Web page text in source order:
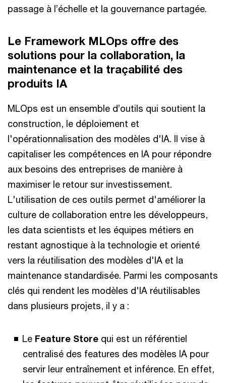
passage à l’échelle et la gouvernance partagée.
Le Framework MLOps offre des
solutions pour la collaboration, la
maintenance et la traçabilité des
produits IA
MLOps est un ensemble d’outils qui soutient la
construction, le déploiement et
l'opérationnalisation des modèles d'IA. Il vise à
capitaliser les compétences en IA pour répondre
aux besoins des entreprises de manière à
maximiser le retour sur investissement.
L'utilisation de ces outils permet d'améliorer la
culture de collaboration entre les développeurs,
les data scientists et les équipes métiers en
restant agnostique à la technologie et orienté
vers la réutilisation des modèles d'IA et la
maintenance standardisée. Parmi les composants
clés qui rendent les modèles d'IA réutilisables
dans plusieurs projets, il y a :
Le Feature Store qui est un référentiel
centralisé des features des modèles IA pour
servir leur entraînement et inférence. En effet,